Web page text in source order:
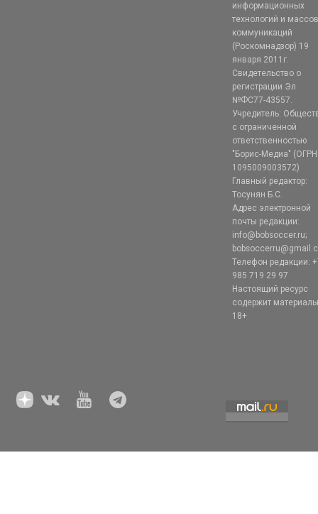
информационных
технологий и
коммуникаций
(Роскомнадзор) 19
января 2011г.
Свидетельство о
регистрации Эл
№ФС77-43557.
Учредитель:
с ограниченной
ответственностью
"Борис-Медиа" (ОГРН
1095009003572)
Главный редактор:
Тосунян Б.С.
Адрес электронной
почты редакции:
info@bobsoccer.ru;
Телефон редакции:
985 719 29 97
Настоящий ресурс
содержит
18+